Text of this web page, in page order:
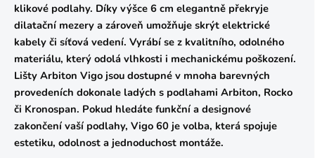
p
r
v
k
y
v
ý
p
i
s
u
klikové podlahy. Díky výšce 6 cm elegantně překryje
dilatační mezery a zároveň umožňuje skrýt elektrické
kabely či síťová vedení. Vyrábí se z kvalitního, odolného
materiálu, který odolá vlhkosti i mechanickému poškození.
Lišty Arbiton Vigo jsou dostupné v mnoha barevných
provedeních dokonale ladých s podlahami Arbiton, Rocko
či Kronospan. Pokud hledáte funkční a designové
zakončení vaší podlahy, Vigo 60 je volba, která spojuje
estetiku, odolnost a jednoduchost montáže.